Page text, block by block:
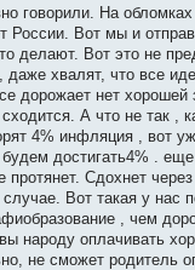
говорили. На
России. Вот мы и
делают. Вот это не
даже хвалят, что все
дорожает нет хорошей
А что не так ,
4% инфляция , вот
достигать4% . еще
протянет. Сдохнет
Вот такая у нас
, чем
народу оплачивать
не сможет родитель